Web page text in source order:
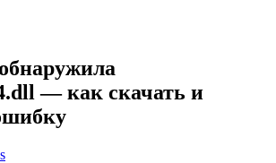
— как скачать и